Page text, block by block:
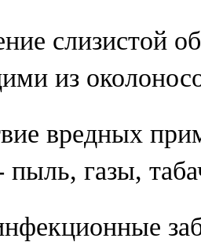
слизистой
из
вредных
пыль, газы,